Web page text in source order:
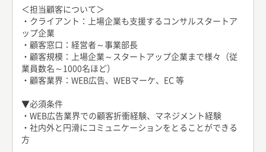
＜担当顧客について＞
・クライアント：上場企業も支援するコンサルスタートア
ップ企業
・顧客窓口：経営者～事業部長
・顧客規模：上場企業～スタートアップ企業まで様々（従
業員数名～1000名ほど）
・顧客業界：WEB広告、WEBマーケ、EC 等
▼必須条件
・WEB広告業界での顧客折衝経験、マネジメント経験
・社内外と円滑にコミュニケーションをとることができる
方